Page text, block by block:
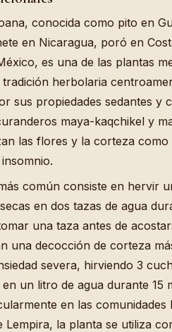
conocida como pito en
en Nicaragua, poró en
es una de las plantas
herbolaria
sus propiedades sedantes y
maya-kaqchikel y
las flores y la corteza como
común consiste en hervir
en dos tazas de agua
una taza antes de
una decocción de corteza
severa, hirviendo 3
un litro de agua durante 15
en las comunidades
Lempira, la planta se utiliza